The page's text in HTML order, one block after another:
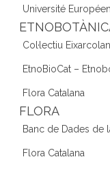
Université
Col·lectiu
EtnoBioCat –
Flora Catalana
FLORA
Banc de Dades de
Flora Catalana